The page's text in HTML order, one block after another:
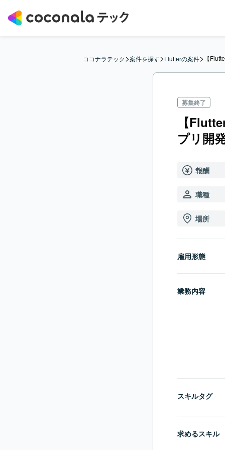
ココナラテック>案件を探す>Flutterの案件> 【
募集終了
【
プリ開
報酬
職種
場所
雇用形態
業務内容
スキルタグ
求めるスキル